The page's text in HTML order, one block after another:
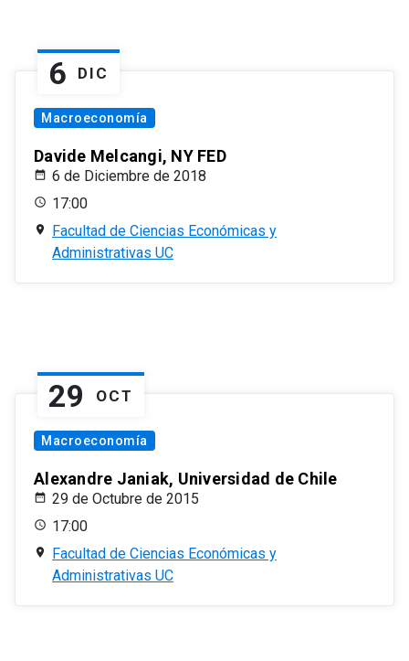
6 DIC
Macroeconomía
Davide Melcangi, NY FED
6 de Diciembre de 2018
17:00
Facultad de Ciencias Económicas y
Administrativas UC
29 OCT
Macroeconomía
Alexandre Janiak, Universidad de Chile
29 de Octubre de 2015
17:00
Facultad de Ciencias Económicas y
Administrativas UC